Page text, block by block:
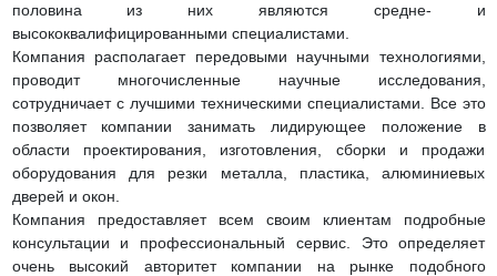
половина из них являются средне- и
высококвалифицированными специалистами.
Компания располагает передовыми научными технологиями,
проводит многочисленные научные исследования,
сотрудничает с лучшими техническими специалистами. Все это
позволяет компании занимать лидирующее положение в
области проектирования, изготовления, сборки и продажи
оборудования для резки металла, пластика, алюминиевых
дверей и окон.
Компания предоставляет всем своим клиентам подробные
консультации и профессиональный сервис. Это определяет
очень высокий авторитет компании на рынке подобного